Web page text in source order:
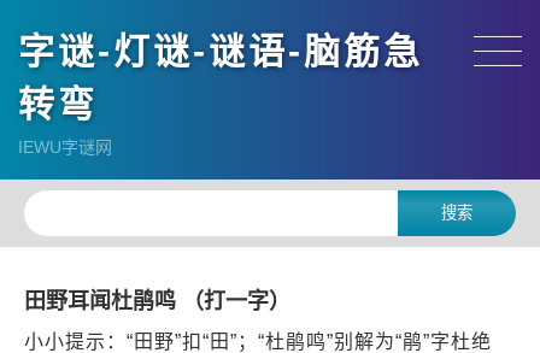
字谜-灯谜-谜语-脑筋急
转弯
IEWU字谜网
田野耳闻杜鹃鸣 （打一字）
小小提示：“田野”扣“田”；“杜鹃鸣”别解为“鹃”字杜绝